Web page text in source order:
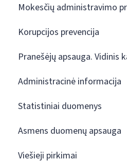
Mokesčių administravimo
Korupcijos prevencija
Pranešėjų apsauga. Vidinis
Administracinė informacija
Statistiniai duomenys
Asmens duomenų apsauga
Viešieji pirkimai